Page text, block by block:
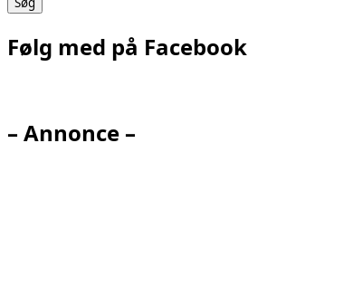
Følg med på Facebook
– Annonce –